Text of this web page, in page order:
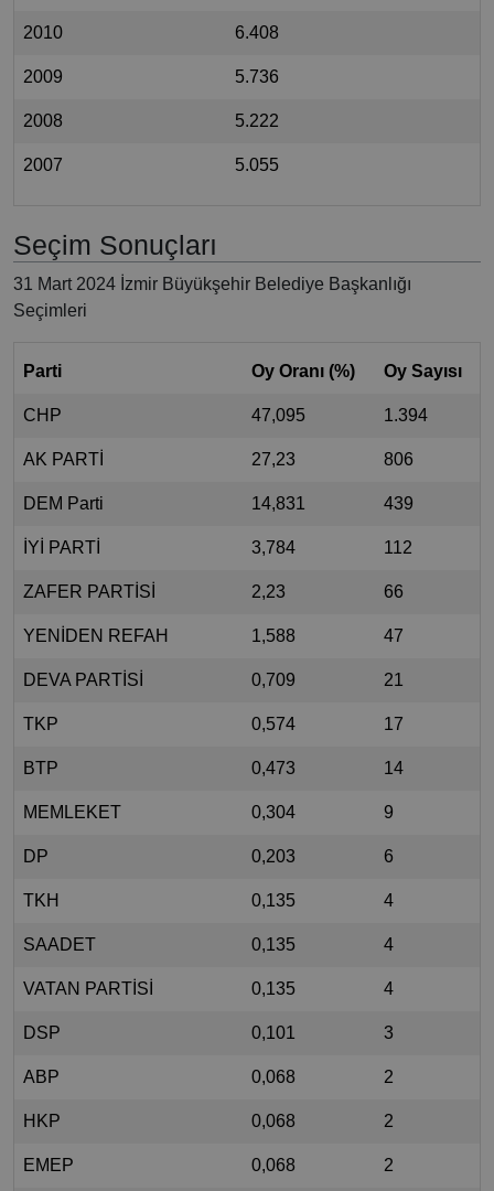
2010 6.408
2009 5.736
2008 5.222
2007 5.055
Seçim Sonuçları
31 Mart 2024 İzmir Büyükşehir Belediye Başkanlığı
Seçimleri
Parti Oy Oranı (%) Oy Sayısı
CHP 47,095 1.394
AK PARTİ 27,23 806
DEM Parti 14,831 439
İYİ PARTİ 3,784 112
ZAFER PARTİSİ 2,23 66
YENİDEN REFAH 1,588 47
DEVA PARTİSİ 0,709 21
TKP 0,574 17
BTP 0,473 14
MEMLEKET 0,304 9
DP 0,203 6
TKH 0,135 4
SAADET 0,135 4
VATAN PARTİSİ 0,135 4
DSP 0,101 3
ABP 0,068 2
HKP 0,068 2
EMEP 0,068 2